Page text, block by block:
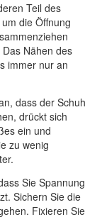
Teil des
um die Öffnung
Nähen des
immer nur an
dass der Schuh
drückt sich
ein und
zu wenig
Sie Spannung
Sichern Sie die
Fixieren Sie